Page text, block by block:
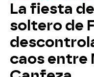
La fiesta
soltero de
caos entre